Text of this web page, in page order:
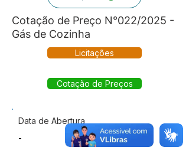
Cotação de Preço N°022/2025 -
Gás de Cozinha
Licitações
Cotação de Preços
Data de Abertura
-